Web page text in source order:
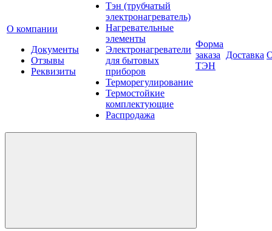
О компании
Документы
Отзывы
Реквизиты
Тэн (трубчатый
электронагреватель)
Нагревательные
элементы
Электронагреватели
для бытовых
приборов
Терморегулирование
Термостойкие
комплектующие
Распродажа
Форма
заказа
ТЭН
Доставка